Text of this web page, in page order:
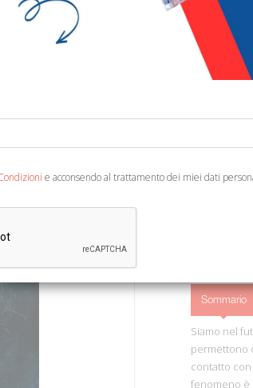
€
Traduzione
Sommario
Siamo nel
permettono
contatto
fenomeno è
e acconsendo al trattamento dei miei dati